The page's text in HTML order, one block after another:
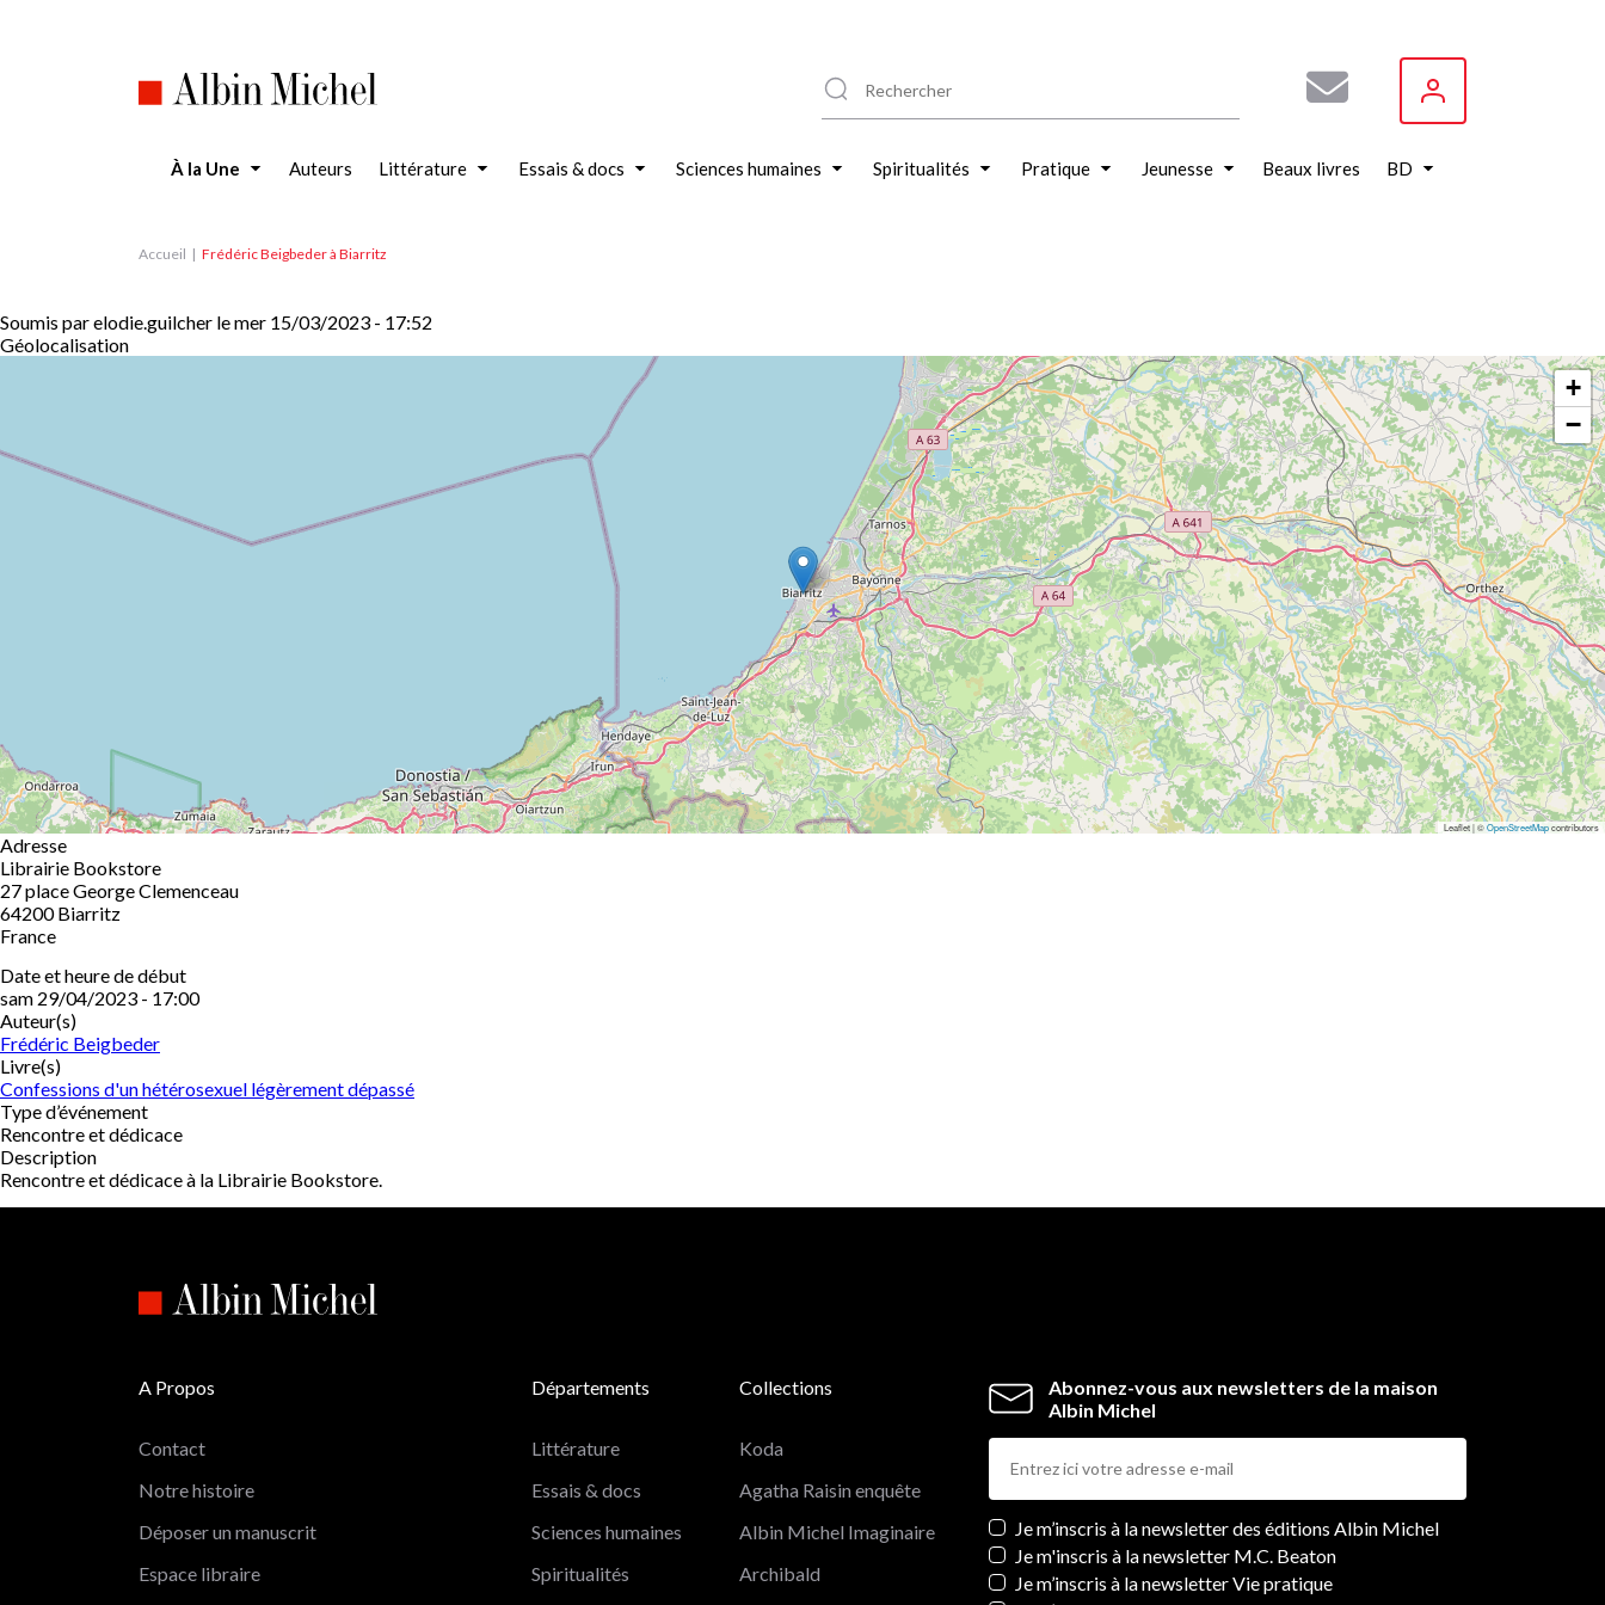
À la Une Auteurs Littérature Essais & docs Sciences humaines Spiritualités Pratique Jeunesse Beaux livres BD
Accueil Frédéric Beigbeder à Biarritz
Soumis parelodie.guilcher lemer 15/03/2023 - 17:52
Géolocalisation
+
−
Leaflet | ©OpenStreetMapcontributors
Adresse
Librairie Bookstore
27 place George Clemenceau
64200 Biarritz
France
Date et heure de début
sam 29/04/2023 - 17:00
Auteur(s)
Frédéric Beigbeder
Livre(s)
Confessions d'un hétérosexuel légèrement dépassé
Type d’événement
Rencontre et dédicace
Description
Rencontre et dédicace à la Librairie Bookstore.
Abonnez-vous aux newsletters de la maison
Albin Michel
Newsletters
Je m’inscris à la newsletter des éditions Albin Michel
Je m'inscris à la newsletter M.C. Beaton
Je m’inscris à la newsletter Vie pratique
A Propos
Contact
Notre histoire
Déposer un manuscrit
Espace libraire
Départements
Littérature
Essais & docs
Sciences humaines
Spiritualités
Collections
Koda
Agatha Raisin enquête
Albin Michel Imaginaire
Archibald